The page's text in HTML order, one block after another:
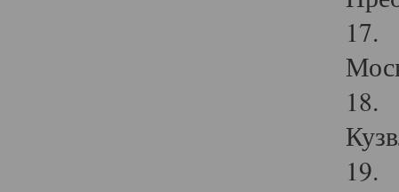
17.
18.
19.